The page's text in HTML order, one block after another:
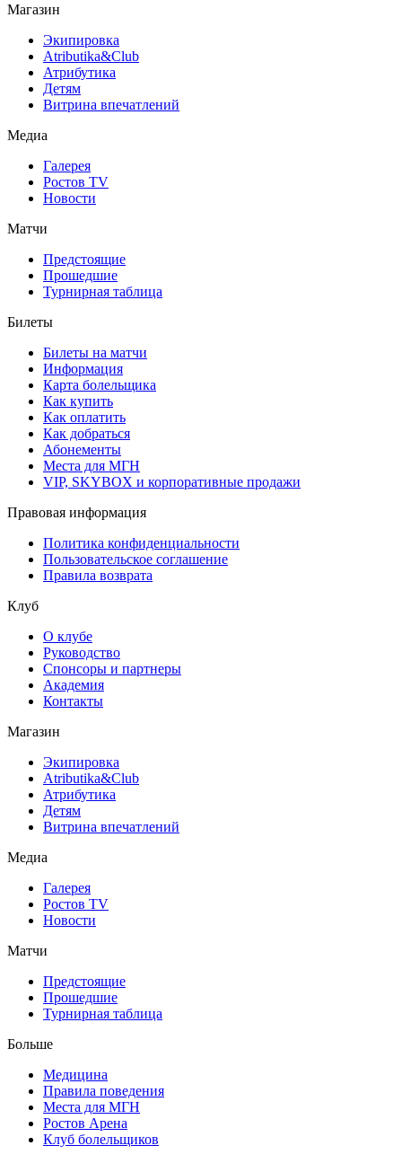
Магазин
Экипировка
Atributika&Club
Атрибутика
Детям
Витрина впечатлений
Медиа
Галерея
Ростов TV
Новости
Матчи
Предстоящие
Прошедшие
Турнирная таблица
Билеты
Билеты на матчи
Информация
Карта болельщика
Как купить
Как оплатить
Как добраться
Абонементы
Места для МГН
VIP, SKYBOX и корпоративные продажи
Правовая информация
Политика конфиденциальности
Пользовательское соглашение
Правила возврата
Клуб
О клубе
Руководство
Спонсоры и партнеры
Академия
Контакты
Магазин
Экипировка
Atributika&Club
Атрибутика
Детям
Витрина впечатлений
Медиа
Галерея
Ростов TV
Новости
Матчи
Предстоящие
Прошедшие
Турнирная таблица
Больше
Медицина
Правила поведения
Места для МГН
Ростов Арена
Клуб болельщиков